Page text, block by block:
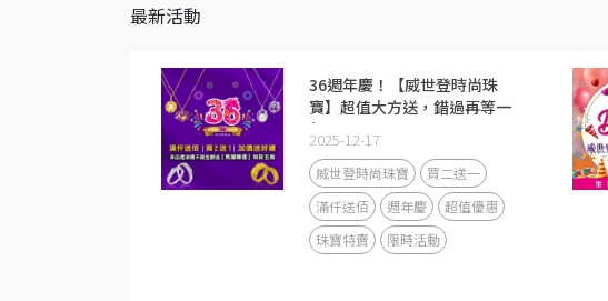
最新活動
36週年慶！【威世登時尚珠
寶】超值大方送，錯過再等一
年！
2025-12-17
威世登時尚珠寶
買二送一
滿仟送佰
週年慶
超值優惠
珠寶特賣
限時活動